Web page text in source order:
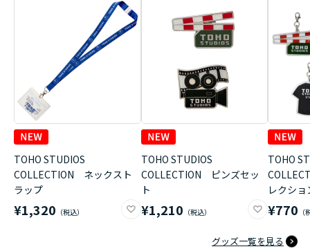
TOHO STUDIOS
COLLECTION ネックスト
ラップ
¥1,320
TOHO STUDIOS
COLLECTION ピンズセッ
ト
¥1,210
TOHO
レクシ
¥770
グッズ一覧を見る